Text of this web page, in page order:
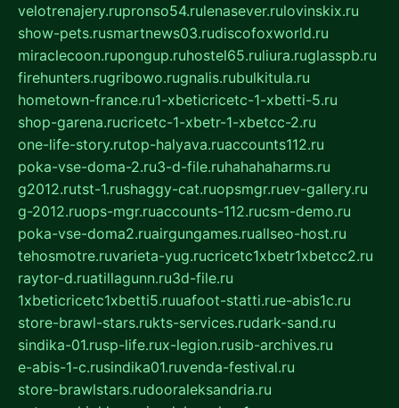
velotrenajery.rupronso54.rulenasever.rulovinskix.ru
show-pets.rusmartnews03.rudiscofoxworld.ru
miraclecoon.rupongup.ruhostel65.ruliura.ruglasspb.ru
firehunters.rugribowo.rugnalis.rubulkitula.ru
hometown-france.ru1-xbeticricetc-1-xbetti-5.ru
shop-garena.rucricetc-1-xbetr-1-xbetcc-2.ru
one-life-story.rutop-halyava.ruaccounts112.ru
poka-vse-doma-2.ru3-d-file.ruhahahaharms.ru
g2012.rutst-1.rushaggy-cat.ruopsmgr.ruev-gallery.ru
g-2012.ruops-mgr.ruaccounts-112.rucsm-demo.ru
poka-vse-doma2.ruairgungames.ruallseo-host.ru
tehosmotre.ruvarieta-yug.rucricetc1xbetr1xbetcc2.ru
raytor-d.ruatillagunn.ru3d-file.ru
1xbeticricetc1xbetti5.ruuafoot-statti.rue-abis1c.ru
store-brawl-stars.rukts-services.rudark-sand.ru
sindika-01.rusp-life.rux-legion.rusib-archives.ru
e-abis-1-c.rusindika01.ruvenda-festival.ru
store-brawlstars.rudooraleksandria.ru